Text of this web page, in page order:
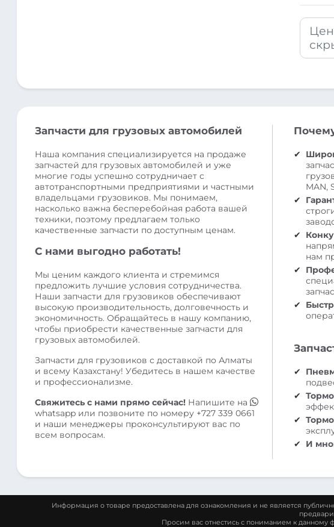
Запчасти для грузовых автомобилей
Наша компания специализируется на продаже
запчастей для грузовых автомобилей и уже
многие годы успешно сотрудничает с
автотранспортными предприятиями и частными
владельцами грузовиков. Мы понимаем,
насколько важна бесперебойная работа вашей
техники, поэтому предлагаем только
качественные запчасти по доступным ценам.
С нами выгодно работать!
Мы ценим каждого клиента и стремимся
предложить лучшие условия сотрудничества.
Наши запчасти для грузовиков обеспечивают
высокую производительность, долговечность и
экономичность. Обращайтесь в нашу компанию,
чтобы приобрести качественные запчасти для
грузовых автомобилей.
Запчасти для грузовиков с доставкой по Алматы
и всему Казахстану! Убедитесь в нашем качестве
и профессионализме.
Свяжитесь с нами прямо сейчас! Напишите на
whatsapp или позвоните по номеру +727 339 0661
и наши менеджеры проконсультируют вас по
всем вопросам.
MAN,
нам
И
Информация о товаре предоставлена для ознакомления и не является
Просим вас отнестись с пониманием к данному